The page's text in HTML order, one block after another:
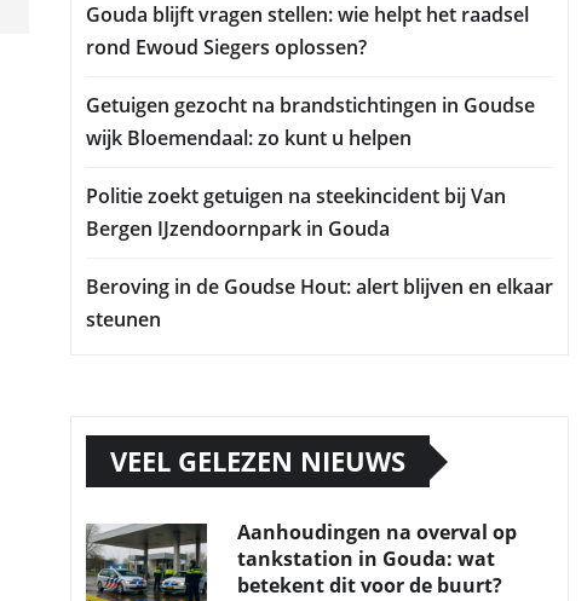
Gouda blijft vragen stellen: wie helpt het raadsel
rond Ewoud Siegers oplossen?
Getuigen gezocht na brandstichtingen in Goudse
wijk Bloemendaal: zo kunt u helpen
Politie zoekt getuigen na steekincident bij Van
Bergen IJzendoornpark in Gouda
Beroving in de Goudse Hout: alert blijven en elkaar
steunen
VEEL GELEZEN NIEUWS
Aanhoudingen na overval op
tankstation in Gouda: wat
betekent dit voor de buurt?